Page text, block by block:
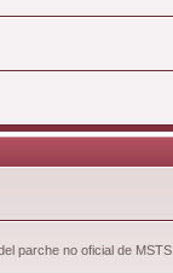
parche no oficial de MSTS